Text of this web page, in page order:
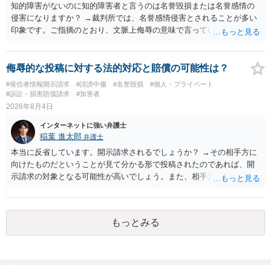
知的障害がないのに知的障害者と言うのは名誉毀損または名誉感情の
侵害になりますか？ →裁判所では、名誉感情侵害とされることが多い
印象です。ご指摘のとおり、文脈上侮辱の意味で言っている点も加味
侮辱的な投稿に対する法的対応と賠償の可能性は？
#発信者情報開示請求 #誹謗中傷 #名誉毀損
#個人・プライベート
#訴訟・損害賠償請求
#加害者
2026年8月4日
インターネットに強い弁護士
稲葉 進太郎 弁護士
本当に反省しています。開示請求されるでしょうか？ →その相手方に
向けたものだということが見て分かる形で投稿されたのであれば、開
示請求の対象となる可能性が高いでしょう。また、相手方の投稿した
と存じます。発信者情報開示請求が進むと、投稿に使った回線の契約
者のところに、意見照会がなされます。アカウント情報開示の場合
は、アカウントの登録メールに意見照会がなされます。 また、された
場合賠償金はいくらでしょうか。 →ケースバイケースであり、数万円
もっとみる